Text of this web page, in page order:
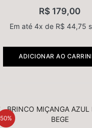
R$ 179,00
Em até 4x de R$ 44,75
ADICIONAR AO
50%